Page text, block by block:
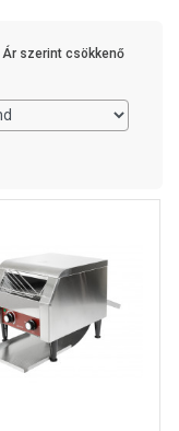
Ár szerint csökkenő